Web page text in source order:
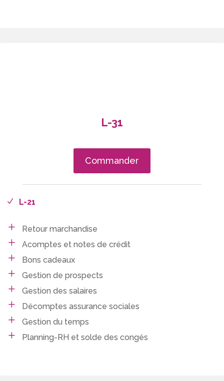
L-31
Commander
L-21
Retour marchandise
Acomptes et notes de crédit
Bons cadeaux
Gestion de prospects
Gestion des salaires
Décomptes assurance sociales
Gestion du temps
Planning-RH et solde des congés